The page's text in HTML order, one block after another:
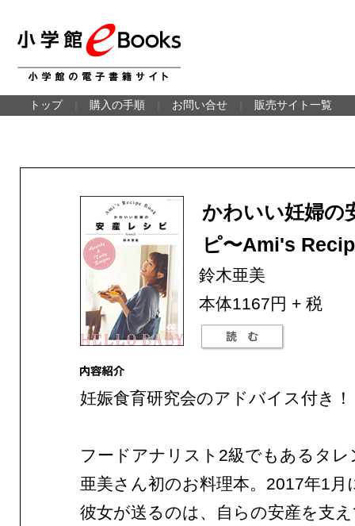
トップ 購入の手順 お問い合せ 販売サイト一覧
かわいい妊婦の
ピ〜Ami's
鈴木亜美
本体1167円 + 税
妊娠食育研究会のアドバイス付き！
フードアナリスト2級でもあるタレ
亜美さん初のお料理本。2017年1月
彼女が送るのは、自らの安産を支